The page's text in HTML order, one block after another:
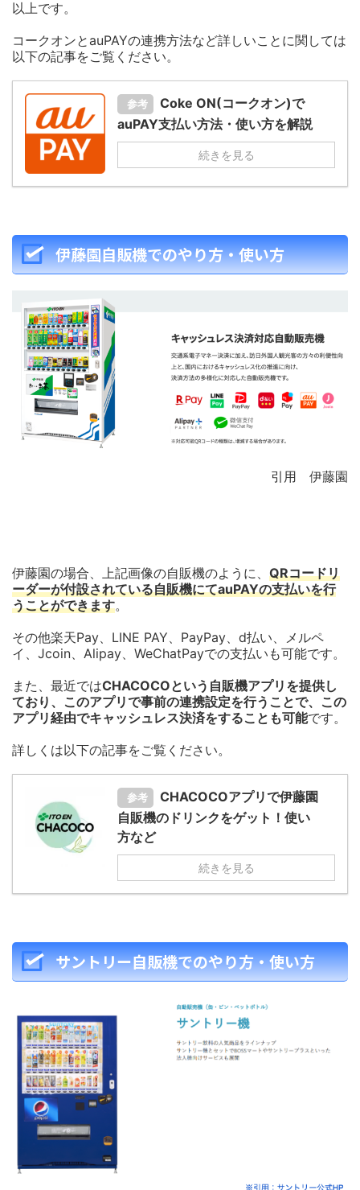
以上です。
コークオンとauPAYの連携方法など詳しいことに関しては
以下の記事をご覧ください。
参考
Coke ON(コークオン)で
auPAY支払い方法・使い方を解説
続きを見る
伊藤園自販機でのやり方・使い方
引用 伊藤園
伊藤園の場合、上記画像の自販機のように、 QRコードリ
ーダーが付設されている自販機にてauPAYの支払いを行
うことができます。
その他楽天Pay、LINE PAY、PayPay、d払い、メルペ
イ、Jcoin、Alipay、WeChatPayでの支払いも可能です。
また、最近ではCHACOCOという自販機アプリを提供し
ており、このアプリで事前の連携設定を行うことで、この
アプリ経由でキャッシュレス決済をすることも可能です。
詳しくは以下の記事をご覧ください。
参考
CHACOCOアプリで伊藤園
自販機のドリンクをゲット！使い
方など
続きを見る
サントリー自販機でのやり方・使い方